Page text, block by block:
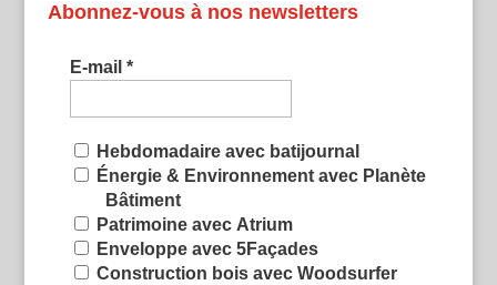
Abonnez-vous à nos newsletters
E-mail *
Hebdomadaire avec batijournal
Énergie & Environnement avec Planète
Bâtiment
Patrimoine avec Atrium
Enveloppe avec 5Façades
Construction bois avec Woodsurfer